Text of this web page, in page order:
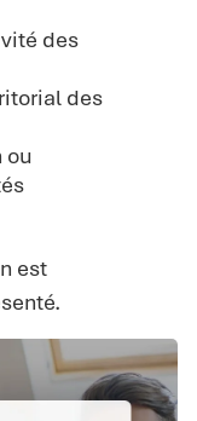
des
des
ou
est